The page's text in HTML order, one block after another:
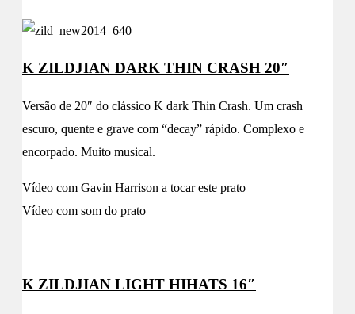
K ZILDJIAN DARK THIN CRASH 20″
Versão de 20″ do clássico K dark Thin Crash. Um crash
escuro, quente e grave com “decay” rápido. Complexo e
encorpado. Muito musical.
Vídeo com Gavin Harrison a tocar este prato
Vídeo com som do prato
K ZILDJIAN LIGHT HIHATS 16″